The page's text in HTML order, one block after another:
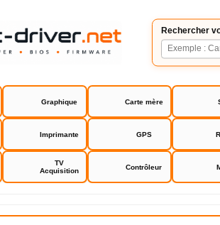
Rechercher
Graphique Carte mère
Imprimante GPS
TV
Acquisition
Contrôleur
Aiptek 600U serie driver tablette